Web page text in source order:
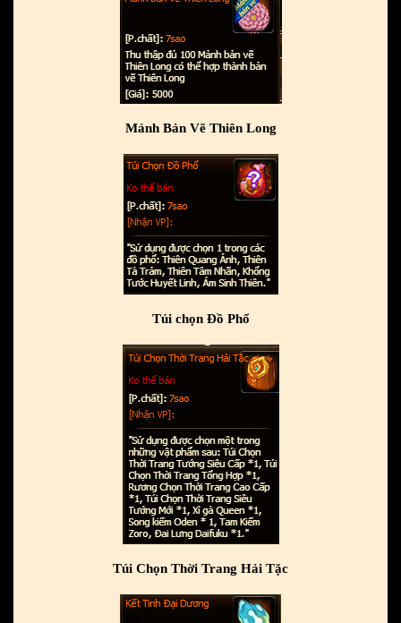
Mảnh Bản Vẽ Thiên Long
Túi chọn Đồ Phổ
Túi Chọn Thời Trang Hải Tặc